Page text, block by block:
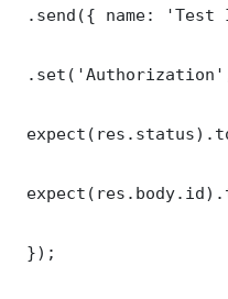
.send({ name:
});